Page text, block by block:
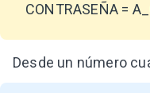
CONTRASEÑA =
Desde un número